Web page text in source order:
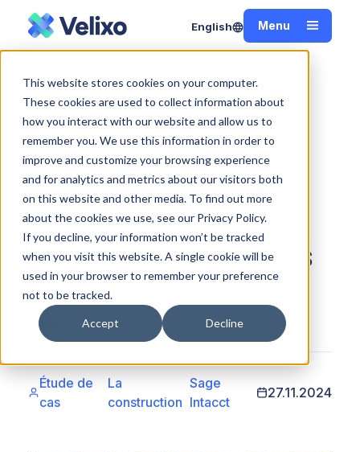
This website stores cookies on your computer.
These cookies are used to collect information about
how you interact with our website and allow us to
remember you. We use this information in order to
improve and customize your browsing experience
and for analytics and metrics about our visitors both
on this website and other media. To find out more
about the cookies we use, see our Privacy Policy.
If you decline, your information won’t be tracked
when you visit this website. A single cookie will be
used in your browser to remember your preference
not to be tracked.
Accept Decline
English
Menu
Fermer
Accueil
Étude de cas sur la construction : Hampton
Enterprises
Étude de cas sur la
construction :
Hampton Enterprises
Damien Zwillinger
Étude de
cas
La
construction
Sage
Intacct
27.11.2024